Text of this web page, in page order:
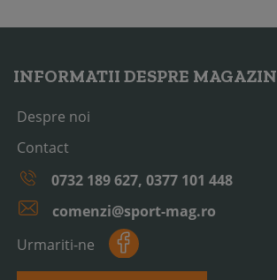
INFORMATII DESPRE MAGAZIN
Despre noi
Contact
0732 189 627, 0377 101 448
comenzi@sport-mag.ro
Urmariti-ne